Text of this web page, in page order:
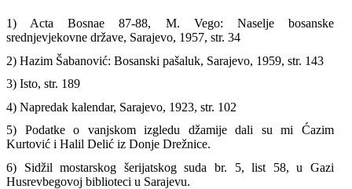
1) Acta Bosnae 87-88, M. Vego: Naselje bosanske
srednjevjekovne države, Sarajevo, 1957, str. 34
2) Hazim Šabanović: Bosanski pašaluk, Sarajevo, 1959, str. 143
3) Isto, str. 189
4) Napredak kalendar, Sarajevo, 1923, str. 102
5) Podatke o vanjskom izgledu džamije dali su mi Ćazim
Kurtović i Halil Delić iz Donje Drežnice.
6) Sidžil mostarskog šerijatskog suda br. 5, list 58, u Gazi
Husrevbegovoj biblioteci u Sarajevu.